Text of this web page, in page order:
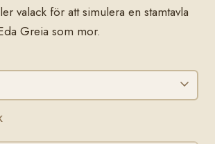
valack för att simulera en stamtavla
Greia som mor.